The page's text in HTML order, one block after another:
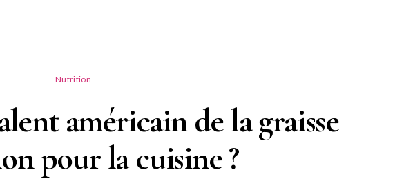
Nutrition
américain de la graisse
pour la cuisine ?